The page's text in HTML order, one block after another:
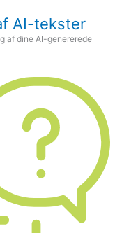
AI-tekster
af dine AI-genererede